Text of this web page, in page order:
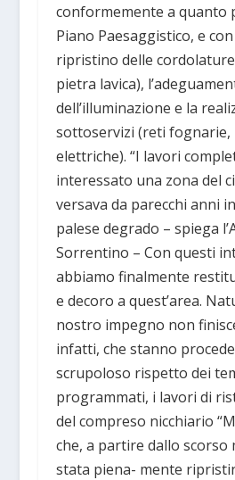
conformemente a quanto
Piano Paesaggistico, e
ripristino delle
pietra lavica),
dell’illuminazione e la
sottoservizi (reti fognarie,
elettriche). “I lavori
interessato una zona del
versava da parecchi anni
palese degrado – spiega
Sorrentino – Con questi
abbiamo finalmente
e decoro a quest’area.
nostro impegno non
infatti, che stanno
scrupoloso rispetto dei
programmati, i lavori di
del compreso nicchiario
che, a partire dallo scorso
stata piena- mente